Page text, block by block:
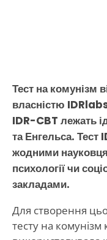
Тест на комунізм
власністю
IDR-CBT лежать
та Енгельса. Тест
жодними
психології чи
закладами.
Для створення
тесту на